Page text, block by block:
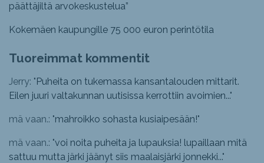
päättäjiltä arvokeskustelua”
Kokemäen kaupungille 75 000 euron perintötila
Tuoreimmat kommentit
Jerry: "Puheita on tukemassa kansantalouden mittarit.
Eilen juuri valtakunnan uutisissa kerrottiin avoimien..."
mä vaan.: "mahroikko sohasta kusiaipesään!"
mä vaan.: "voi noita puheita ja lupauksia! lupaillaan mitä
sattuu mutta järki jäänyt siis maalaisjärki jonnekki..."